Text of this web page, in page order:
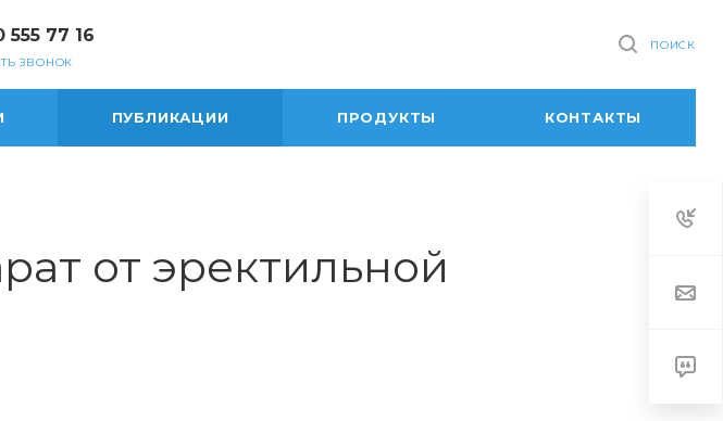
555 77 16
ЗВОНОК
ПОИСК
ПУБЛИКАЦИИ ПРОДУКТЫ КОНТАКТЫ
от эректильной